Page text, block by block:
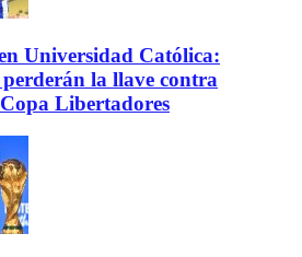
Universidad Católica:
perderán la llave contra
Libertadores